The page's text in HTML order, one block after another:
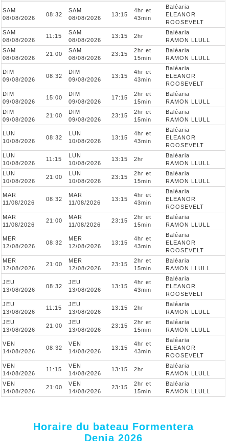
SAM
08/08/2026
08:32
SAM
08/08/2026
13:15
4hr et
43min
Baléaria
ELEANOR
ROOSEVELT
SAM
08/08/2026
11:15
SAM
08/08/2026
13:15 2hr
Baléaria
RAMON LLULL
SAM
08/08/2026
21:00
SAM
08/08/2026
23:15
2hr et
15min
Baléaria
RAMON LLULL
DIM
09/08/2026
08:32
DIM
09/08/2026
13:15
4hr et
43min
Baléaria
ELEANOR
ROOSEVELT
DIM
09/08/2026
15:00
DIM
09/08/2026
17:15
2hr et
15min
Baléaria
RAMON LLULL
DIM
09/08/2026
21:00
DIM
09/08/2026
23:15
2hr et
15min
Baléaria
RAMON LLULL
LUN
10/08/2026
08:32
LUN
10/08/2026
13:15
4hr et
43min
Baléaria
ELEANOR
ROOSEVELT
LUN
10/08/2026
11:15
LUN
10/08/2026
13:15 2hr
Baléaria
RAMON LLULL
LUN
10/08/2026
21:00
LUN
10/08/2026
23:15
2hr et
15min
Baléaria
RAMON LLULL
MAR
11/08/2026
08:32
MAR
11/08/2026
13:15
4hr et
43min
Baléaria
ELEANOR
ROOSEVELT
MAR
11/08/2026
21:00
MAR
11/08/2026
23:15
2hr et
15min
Baléaria
RAMON LLULL
MER
12/08/2026
08:32
MER
12/08/2026
13:15
4hr et
43min
Baléaria
ELEANOR
ROOSEVELT
MER
12/08/2026
21:00
MER
12/08/2026
23:15
2hr et
15min
Baléaria
RAMON LLULL
JEU
13/08/2026
08:32
JEU
13/08/2026
13:15
4hr et
43min
Baléaria
ELEANOR
ROOSEVELT
JEU
13/08/2026
11:15
JEU
13/08/2026
13:15 2hr
Baléaria
RAMON LLULL
JEU
13/08/2026
21:00
JEU
13/08/2026
23:15
2hr et
15min
Baléaria
RAMON LLULL
VEN
14/08/2026
08:32
VEN
14/08/2026
13:15
4hr et
43min
Baléaria
ELEANOR
ROOSEVELT
VEN
14/08/2026
11:15
VEN
14/08/2026
13:15 2hr
Baléaria
RAMON LLULL
VEN
14/08/2026
21:00
VEN
14/08/2026
23:15
2hr et
15min
Baléaria
RAMON LLULL
Horaire du bateau Formentera
Denia 2026